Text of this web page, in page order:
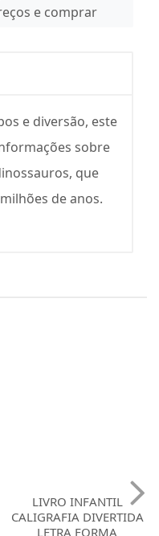
e comprar
e diversão, este
sobre
que
de anos.
LIVRO INFANTIL
CALIGRAFIA DIVERTIDA